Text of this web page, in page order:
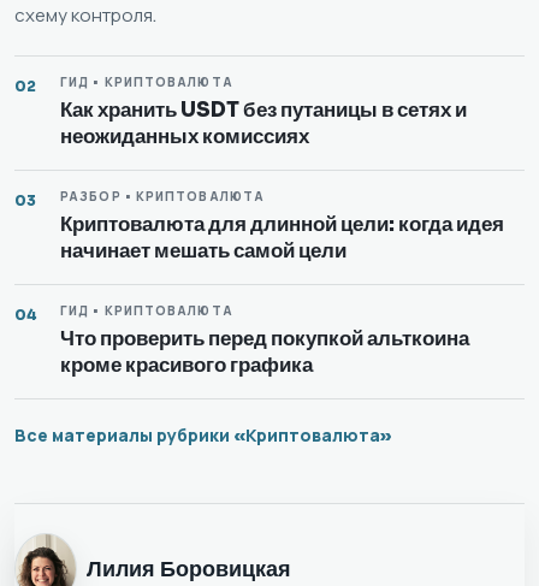
схему контроля.
02 ГИД • КРИПТОВАЛЮТА
Как хранить USDT без путаницы в сетях и
неожиданных комиссиях
03 РАЗБОР • КРИПТОВАЛЮТА
Криптовалюта для длинной цели: когда идея
начинает мешать самой цели
04 ГИД • КРИПТОВАЛЮТА
Что проверить перед покупкой альткоина
кроме красивого графика
Все материалы рубрики «Криптовалюта»
Лилия Боровицкая